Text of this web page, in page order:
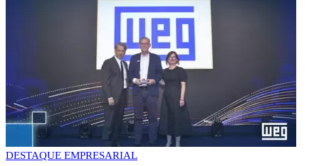
DESTAQUE EMPRESARIAL